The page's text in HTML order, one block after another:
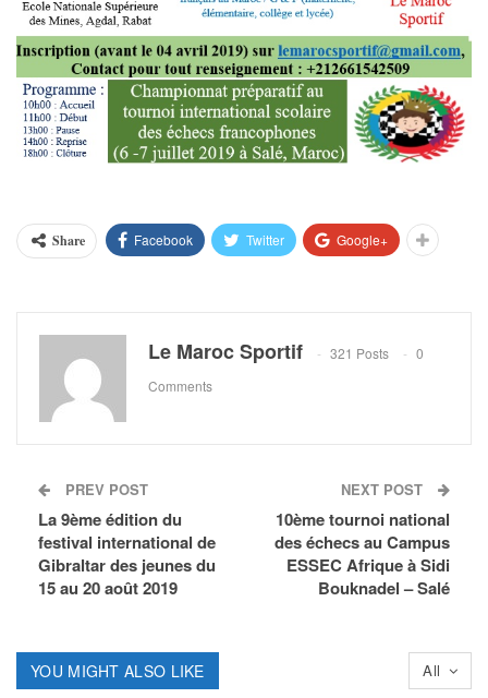
Share Facebook Twitter Google+
Le Maroc Sportif 321 Posts
0
Comments
PREV POST
La 9ème édition du
festival international de
Gibraltar des jeunes du
15 au 20 août 2019
NEXT POST
10ème tournoi national
des échecs au Campus
ESSEC Afrique à Sidi
Bouknadel – Salé
All
YOU MIGHT ALSO LIKE